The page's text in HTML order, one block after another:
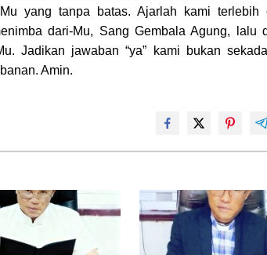
yang tanpa batas. Ajarlah kami terlebih
dari-Mu, Sang Gembala Agung, lalu
Jadikan jawaban “ya” kami bukan
Amin.